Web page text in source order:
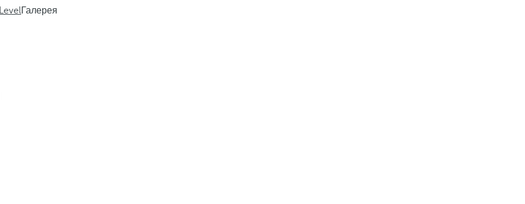
Галерея